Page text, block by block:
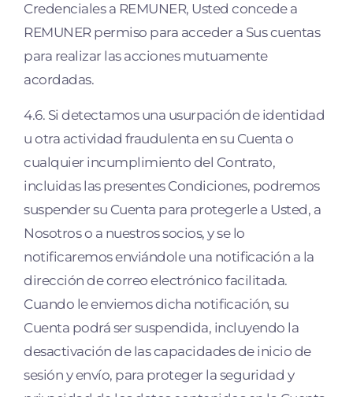
Credenciales a REMUNER, Usted concede a
REMUNER permiso para acceder a Sus cuentas
para realizar las acciones mutuamente
acordadas.
4.6. Si detectamos una usurpación de identidad
u otra actividad fraudulenta en su Cuenta o
cualquier incumplimiento del Contrato,
incluidas las presentes Condiciones, podremos
suspender su Cuenta para protegerle a Usted, a
Nosotros o a nuestros socios, y se lo
notificaremos enviándole una notiﬁcación a la
dirección de correo electrónico facilitada.
Cuando le enviemos dicha notiﬁcación, su
Cuenta podrá ser suspendida, incluyendo la
desactivación de las capacidades de inicio de
sesión y envío, para proteger la seguridad y